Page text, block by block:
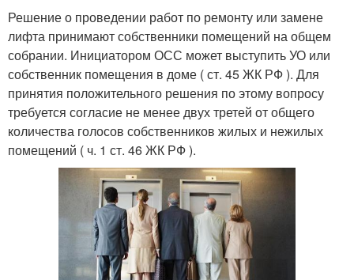
Решение о проведении работ по ремонту или замене
лифта принимают собственники помещений на общем
собрании. Инициатором ОСС может выступить УО или
собственник помещения в доме ( ст. 45 ЖК РФ ). Для
принятия положительного решения по этому вопросу
требуется согласие не менее двух третей от общего
количества голосов собственников жилых и нежилых
помещений ( ч. 1 ст. 46 ЖК РФ ).